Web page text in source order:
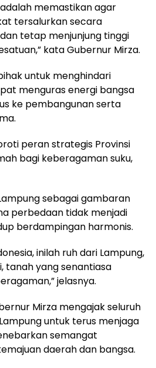
memastikan agar
tersalurkan secara
tetap menjunjung tinggi
kata Gubernur Mirza.
untuk menghindari
menguras energi bangsa
ke pembangunan serta
peran strategis Provinsi
bagi keberagaman suku,
sebagai gambaran
perbedaan tidak menjadi
berdampingan harmonis.
inilah ruh dari Lampung,
tanah yang senantiasa
jelasnya.
Mirza mengajak seluruh
untuk terus menjaga
semangat
daerah dan bangsa.